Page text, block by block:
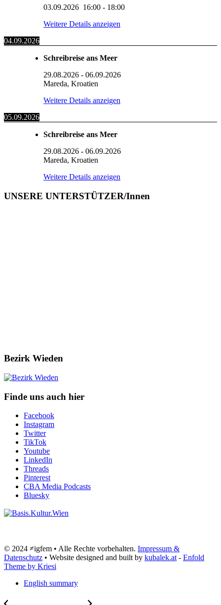
03.09.2026 16:00 - 18:00
Weitere Details anzeigen
04.09.2026
Schreibreise ans Meer
29.08.2026 - 06.09.2026
Mareda, Kroatien
Weitere Details anzeigen
05.09.2026
Schreibreise ans Meer
29.08.2026 - 06.09.2026
Mareda, Kroatien
Weitere Details anzeigen
UNSERE UNTERSTÜTZER/Innen
Bezirk Wieden
Finde uns auch hier
Facebook
Instagram
Twitter
TikTok
Youtube
LinkedIn
Threads
Pinterest
CBA Media Podcasts
Bluesky
© 2024 ≠igfem • Alle Rechte vorbehalten. Impressum &
Datenschutz • Website designed and built by kubalek.at - Enfold
Theme by Kriesi
English summary